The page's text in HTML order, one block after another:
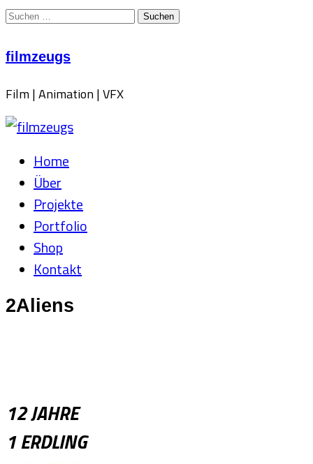
Suchen
Skip
to
content
filmzeugs
Film | Animation | VFX
Home
Über
Projekte
Portfolio
Shop
Kontakt
2Aliens
12 JAHRE
1 ERDLING